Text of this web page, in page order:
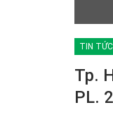
TIN TỨC
Tp.
PL.